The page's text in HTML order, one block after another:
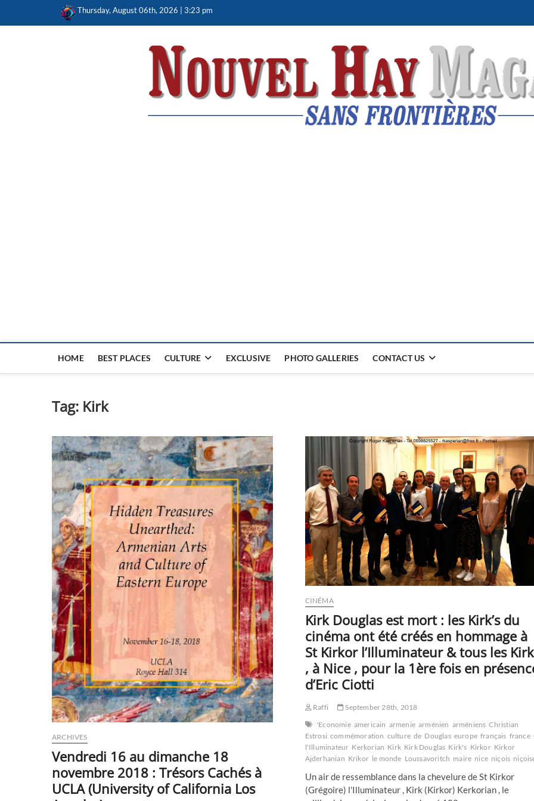
Thursday, August 06th, 2026 | 3:23 pm
HOME BEST PLACES CULTURE EXCLUSIVE PHOTO GALLERIES CONTACT US
Tag: Kirk
ARCHIVES
Vendredi 16 au dimanche 18
novembre 2018 : Trésors Cachés à
UCLA (University of California Los
CINÉMA
Kirk Douglas est mort : les Kirk’s du
cinéma ont été créés en hommage à
St Kirkor l’Illuminateur & tous les Kirk
, à Nice , pour la 1ère fois en
d’Eric Ciotti
Raffi
September 28th, 2018
'Economie americain armenie arménien arméniens Christian
Estrosi commémoration culture de Douglas europe français france
l'Illuminateur Kerkorian Kirk Kirk Douglas Kirk's Kirkor Kirkor
Ajderhanian Krikor le monde Loussavoritch maire nice niçois
Un air de ressemblance dans la chevelure de St Kirkor
(Grégoire) l'Illuminateur , Kirk (Kirkor) Kerkorian , le